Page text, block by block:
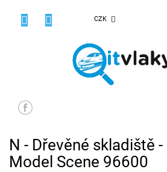
CZK
N - Dřevěné skladiště
Model Scene 96600